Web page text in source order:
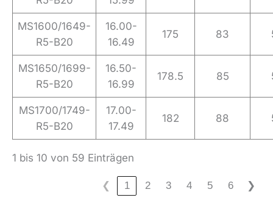
MS1600/1649-
R5-B20
16.00-
16.49
175 83
MS1650/1699-
R5-B20
16.50-
16.99
178.5 85
MS1700/1749-
R5-B20
17.00-
17.49
182 88
1 bis 10 von 59 Einträgen
❮ 1 2 3 4 5 6 ❯